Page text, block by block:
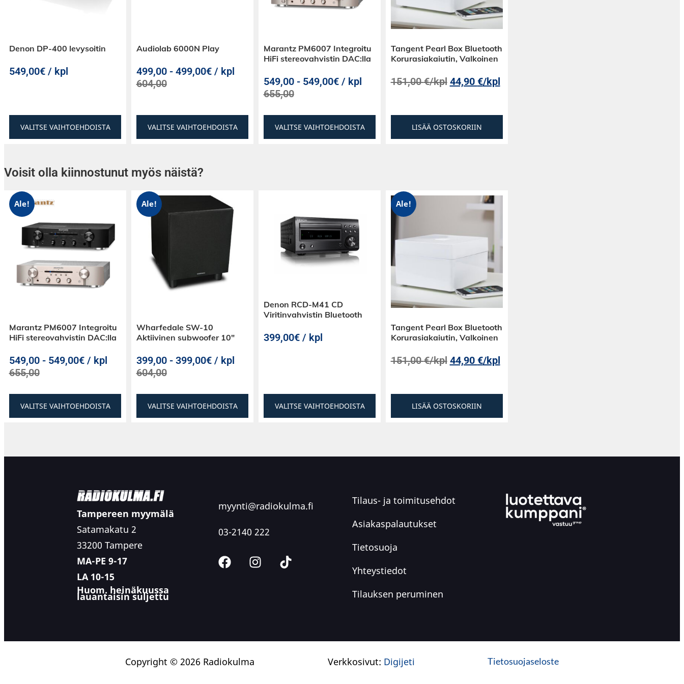
Cinema 50 tarjoaa ylivertaisen äänenlaadun aktiivikaiuttimia
Marantz CINEMA -sarja on rakennettu vuosikymmenten
rikkaalle perinnölle, suunniteltu ajattomalla tyylillä ja
suunniteltu äärimmäistä suorituskykyä varten, ja se on
Huippuluokan 9.4-kanavainen 125 watin vahvistusteho, Dolby
Atmos, DTS:X, IMAX Enhanced ja Auro 3D, 8K Ultra HD ja
Denon DP-400 levysoitin
549,00€ / kpl
VALITSE VAIHTOEHDOISTA
Audiolab 6000N Play
499,00- 499,00€ / kpl
604,00
VALITSE VAIHTOEHDOISTA
Marantz PM6007 Integroitu
HiFi stereovahvistin DAC:lla
549,00- 549,00€ / kpl
655,00
VALITSE VAIHTOEHDOISTA
Tangent Pearl Box Bluetooth
Korurasiakaiutin, Valkoinen
151,00€/kpl 44,90 €/kpl
LISÄÄ OSTOSKORIIN
Voisit olla kiinnostunut myös näistä?
Ale!
Marantz PM6007 Integroitu
HiFi stereovahvistin DAC:lla
549,00- 549,00€ / kpl
655,00
VALITSE VAIHTOEHDOISTA
Ale!
Wharfedale SW-10
Aktiivinen subwoofer 10″
399,00- 399,00€ / kpl
604,00
VALITSE VAIHTOEHDOISTA
Denon RCD-M41 CD
Viritinvahvistin Bluetooth
399,00€ / kpl
VALITSE VAIHTOEHDOISTA
Ale!
Tangent Pearl Box Bluetooth
Korurasiakaiutin, Valkoinen
151,00€/kpl 44,90 €/kpl
LISÄÄ OSTOSKORIIN
Tampereen myymälä
Satamakatu 2
33200 Tampere
MA-PE 9-17
LA 10-15
Huom. heinäkuussa
lauantaisin suljettu
myynti@radiokulma.fi
03-2140 222
Tilaus- ja toimitusehdot
Asiakaspalautukset
Tietosuoja
Yhteystiedot
Tilauksen peruminen
Copyright © 2026 Radiokulma Verkkosivut: Digijeti Tietosuojaseloste